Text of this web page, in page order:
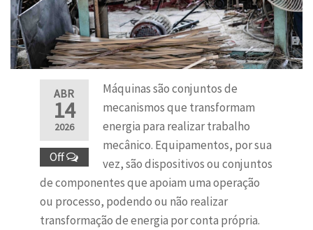
ABR
14
2026
Off
Máquinas são conjuntos de
mecanismos que transformam
energia para realizar trabalho
mecânico. Equipamentos, por sua
vez, são dispositivos ou conjuntos
de componentes que apoiam uma operação
ou processo, podendo ou não realizar
transformação de energia por conta própria.